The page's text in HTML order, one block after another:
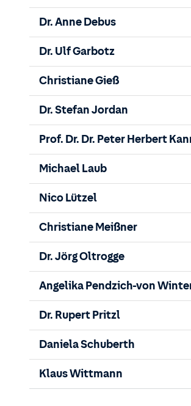
Dr. Anne Debus
Dr. Ulf Garbotz
Christiane Gieß
Dr. Stefan Jordan
Prof. Dr. Dr. Peter Herbert
Michael Laub
Nico Lützel
Christiane Meißner
Dr. Jörg Oltrogge
Angelika Pendzich-von
Dr. Rupert Pritzl
Daniela Schuberth
Klaus Wittmann